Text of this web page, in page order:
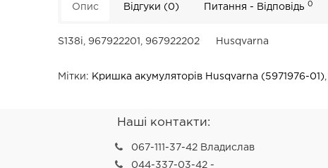
Опис Відгуки (0) Питання - Відповідь0
S138i, 967922201, 967922202 Husqvarna
Мітки: Кришка акумуляторів Husqvarna (5971976-01)
Наші контакти:
067-111-37-42 Владислав
044-337-03-42 -